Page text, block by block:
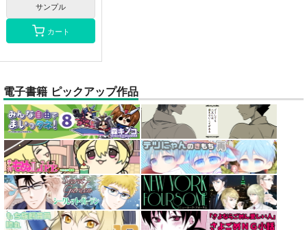
サンプル
カート
電子書籍 ピックアップ作品